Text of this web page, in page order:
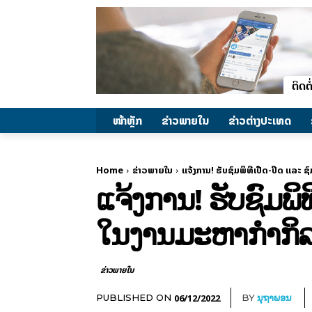
ໜ້າຫຼັກ ຂ່າວພາຍ​ໃນ ຂ່າວຕ່າງປະເທດ
Home ຂ່າວພາຍ​ໃນ ແຈ້ງການ! ຮັບຊົມພິທີເປີດ-ປິດ ແລະ ຊົ
ແຈ້ງການ! ຮັບຊົມພິ
ໃນງານມະຫາກໍາກິ
ຂ່າວພາຍ​ໃນ
PUBLISHED ON 06/12/2022 BYນຸຖາພອນ